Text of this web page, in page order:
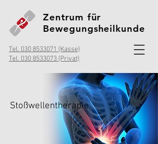
Tel. 030 8533071 (Kasse)
Tel. 030 8533073 (Privat)
Zentrum für
Bewegungsheilkunde
Stoßwellentherapie